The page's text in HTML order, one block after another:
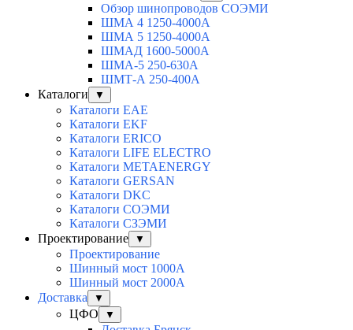
Обзор шинопроводов СОЭМИ
ШМА 4 1250-4000А
ШМА 5 1250-4000А
ШМАД 1600-5000А
ШМА-5 250-630А
ШМТ-А 250-400А
Каталоги
▼
Каталоги EAE
Каталоги EKF
Каталоги ERICO
Каталоги LIFE ELECTRO
Каталоги METAENERGY
Каталоги GERSAN
Каталоги DKC
Каталоги СОЭМИ
Каталоги СЗЭМИ
Проектирование
▼
Проектирование
Шинный мост 1000А
Шинный мост 2000А
Доставка
▼
ЦФО ▼